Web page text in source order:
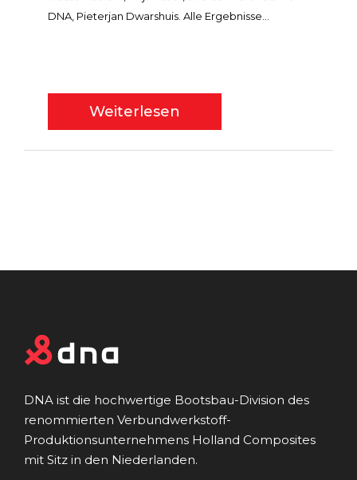
DNA, Pieterjan Dwarshuis. Alle Ergebnisse...
Weiterlesen
DNA ist die hochwertige Bootsbau-Division des
renommierten Verbundwerkstoff-
Produktionsunternehmens Holland Composites
mit Sitz in den Niederlanden.